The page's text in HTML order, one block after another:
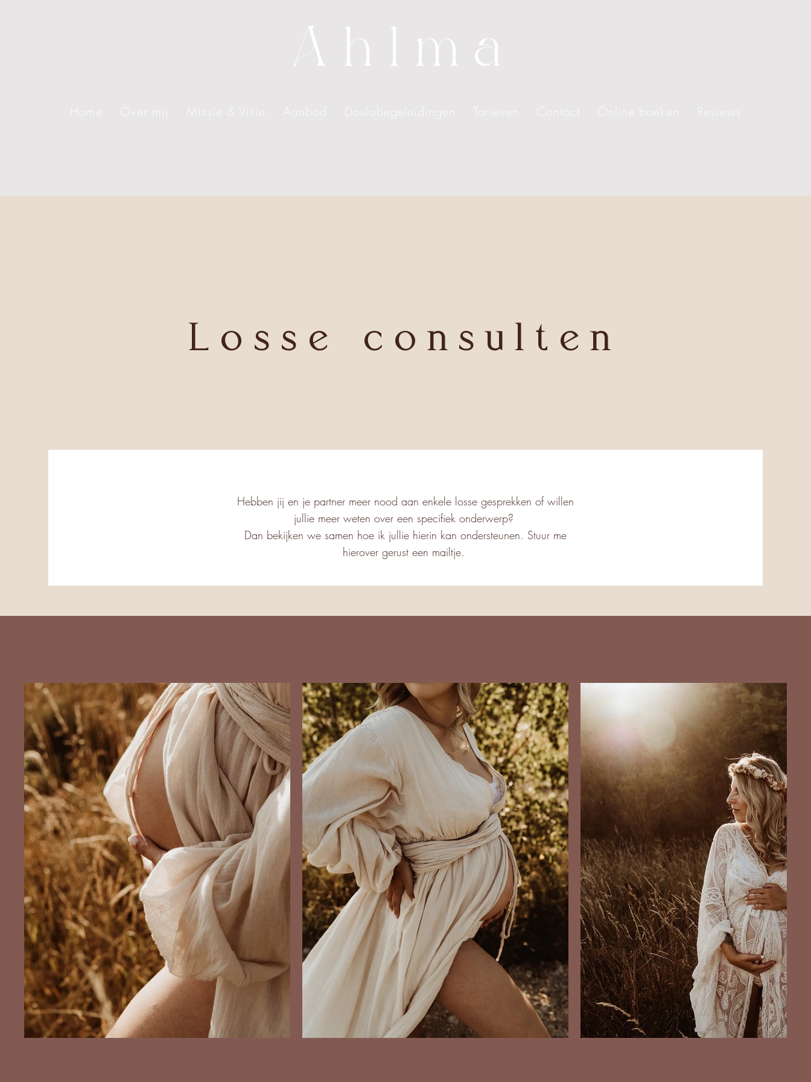
Ahlma
Home Over mij Missie & Visie Aanbod Doulabegeleidingen Tarieven Contact Online boeken Reviews
Losse consulten
Hebben jij en je partner meer nood aan enkele losse gesprekken of willen
jullie meer weten over een specifiek onderwerp?
Dan bekijken we samen hoe ik jullie hierin kan ondersteunen. Stuur me
hierover gerust een mailtje.